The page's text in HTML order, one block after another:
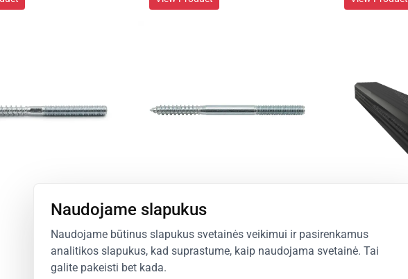
Naudojame slapukus
Naudojame būtinus slapukus svetainės veikimui ir pasirenkamus
analitikos slapukus, kad suprastume, kaip naudojama svetainė. Tai
galite pakeisti bet kada.